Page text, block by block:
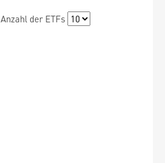
Anzahl der ETFs